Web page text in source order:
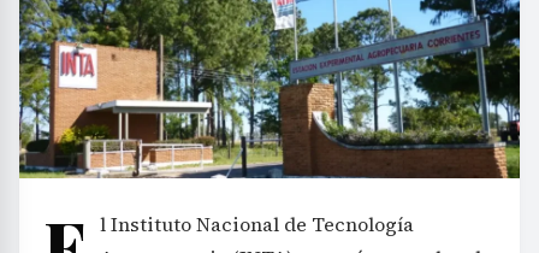
l Instituto Nacional de Tecnología